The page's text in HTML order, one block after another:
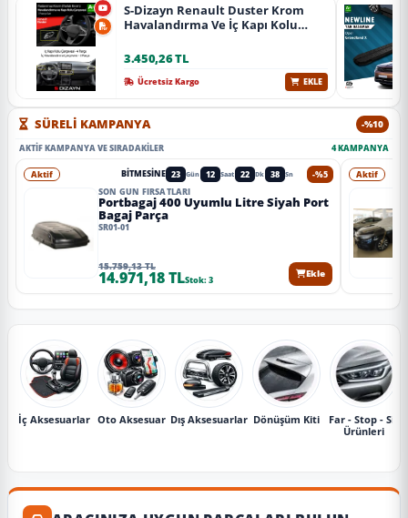
S-Dizayn Renault Duster Krom
Havalandırma Ve İç Kapı Kolu
Krom) A+ Kalite
3.450,26 TL
Ücretsiz Kargo EKLE
SÜRELİ KAMPANYA -%10
AKTIF KAMPANYA VE SIRADAKILER 4 KAMPANYA
-%5
Aktif BITMESINE 23 Gün 12 Saat 22 Dk 36 Sn
SON GÜN FIRSATLARI
Portbagaj 400 Uyumlu Litre Siyah Port
Bagaj Parça
SR01-01
15.759,13 TL
14.971,18 TLStok: 3
Ekle
Aktif
İç Aksesuarlar Oto Aksesuar Dış Aksesuarlar Dönüşüm Kiti
Far - Stop - Sis
Ürünleri